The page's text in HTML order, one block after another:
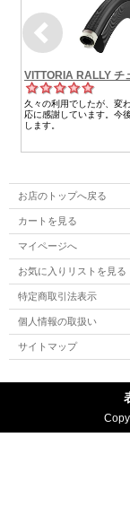
お店のトップへ戻る
カートを見る
マイページへ
お気に入りリストを見る
特定商取引法表示
個人情報の取扱い
サイトマップ